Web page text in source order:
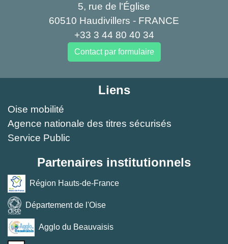
5, rue de l'Église
60510 Haudivillers - FRANCE
+33 3 44 80 40 34
Contact par formulaire
Liens
Oise mobilité
Agence nationale des titres sécurisés
Service Public
Partenaires institutionnels
Région Hauts-de-France
Département de l'Oise
Agglo du Beauvaisis